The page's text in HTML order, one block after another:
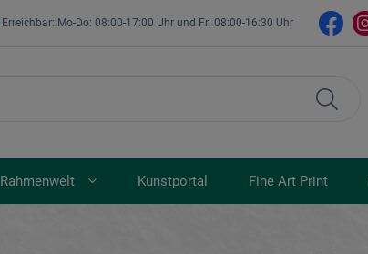
Erreichbar: Mo-Do: 08:00-17:00 Uhr und Fr: 08:00-16:30 Uhr
Rahmenwelt Kunstportal Fine Art Print